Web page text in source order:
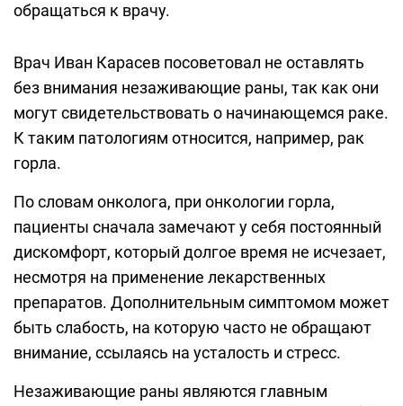
обращаться к врачу.
Врач Иван Карасев посоветовал не оставлять
без внимания незаживающие раны, так как они
могут свидетельствовать о начинающемся раке.
К таким патологиям относится, например, рак
горла.
По словам онколога, при онкологии горла,
пациенты сначала замечают у себя постоянный
дискомфорт, который долгое время не исчезает,
несмотря на применение лекарственных
препаратов. Дополнительным симптомом может
быть слабость, на которую часто не обращают
внимание, ссылаясь на усталость и стресс.
Незаживающие раны являются главным